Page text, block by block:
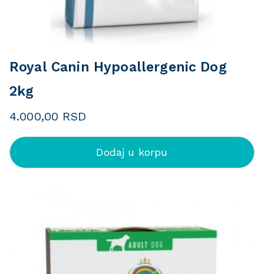
Royal Canin Hypoallergenic Dog
2kg
4.000,00 RSD
Dodaj u korpu